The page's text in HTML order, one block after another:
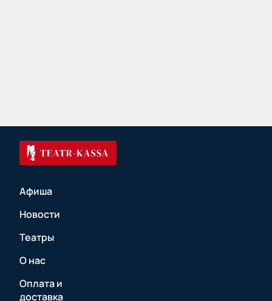
Афиша
Новости
Театры
О нас
Оплата и
доставка